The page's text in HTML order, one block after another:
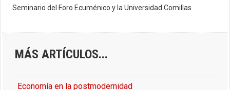
Seminario del Foro Ecuménico y la Universidad Comillas.
MÁS ARTÍCULOS...
Economía en la postmodernidad